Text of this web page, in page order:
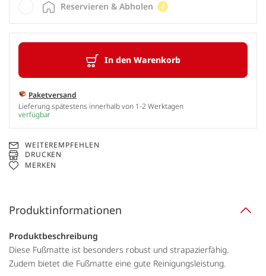
In den Warenkorb
Paketversand
Lieferung spätestens innerhalb von 1-2 Werktagen
verfügbar
Reservieren & Abholen
WEITEREMPFEHLEN
DRUCKEN
MERKEN
Produktinformationen
Produktbeschreibung
Diese Fußmatte ist besonders robust und strapazierfähig.
Zudem bietet die Fußmatte eine gute Reinigungsleistung.